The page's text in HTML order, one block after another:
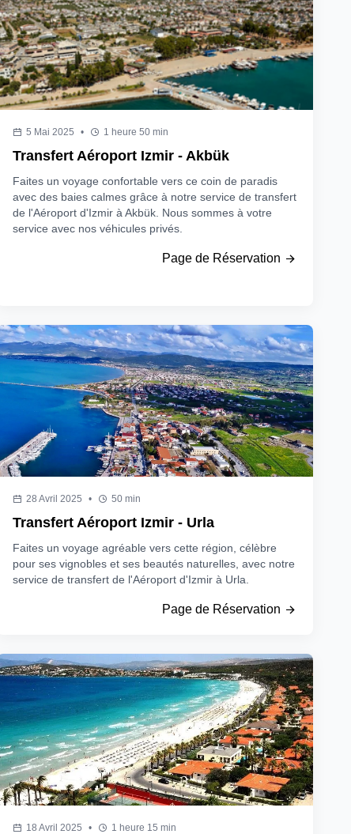
5 Mai 2025 • 1 heure 50 min
Transfert Aéroport Izmir - Akbük
Faites un voyage confortable vers ce coin de paradis
avec des baies calmes grâce à notre service de transfert
de l'Aéroport d'Izmir à Akbük. Nous sommes à votre
service avec nos véhicules privés.
Page de Réservation
28 Avril 2025 • 50 min
Transfert Aéroport Izmir - Urla
Faites un voyage agréable vers cette région, célèbre
pour ses vignobles et ses beautés naturelles, avec notre
service de transfert de l'Aéroport d'Izmir à Urla.
Page de Réservation
18 Avril 2025 • 1 heure 15 min